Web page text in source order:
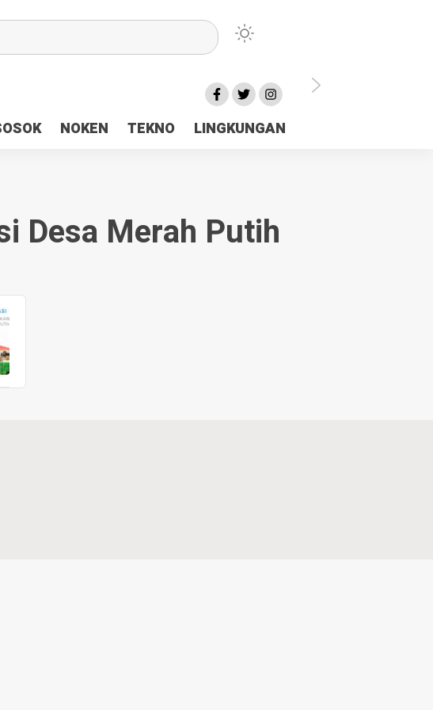
NOKEN TEKNO LINGKUNGAN
Pemilu Ceria Tanah Papua
Deposit Kas Daerah Rp23 Miliar Disorot
Desa Merah Putih